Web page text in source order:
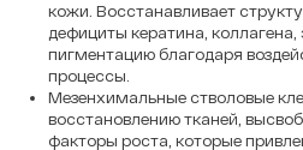
кожи. Восстанавливает
дефициты кератина, коллагена,
пигментацию благодаря
процессы.
Мезенхимальные стволовые
восстановлению тканей,
факторы роста, которые